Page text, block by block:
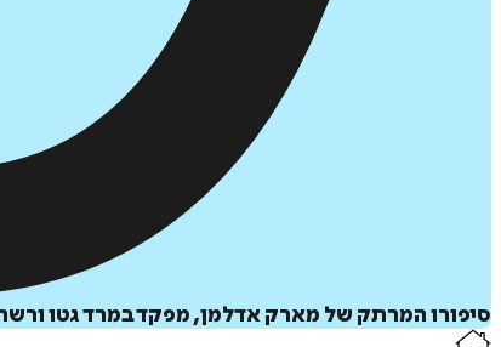
סיפורו המרתק של מארק אדלמן, מפקד במרד גטו